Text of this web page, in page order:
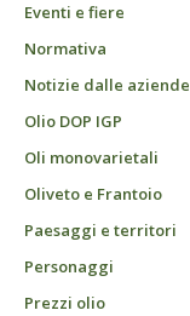
Eventi e fiere
Normativa
Notizie dalle aziende
Olio DOP IGP
Oli monovarietali
Oliveto e Frantoio
Paesaggi e territori
Personaggi
Prezzi olio